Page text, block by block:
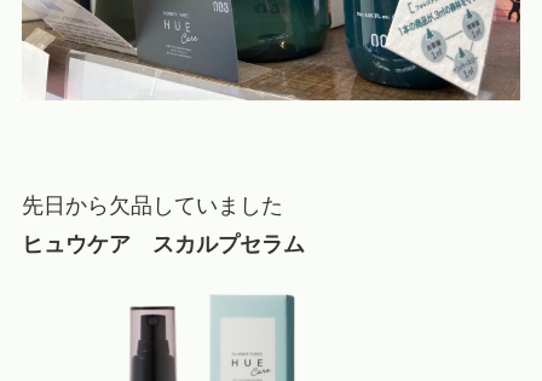
先日から欠品していました
ヒュウケア スカルプセラム